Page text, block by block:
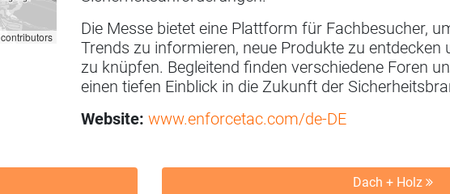
contributors
Die Messe bietet eine Plattform für Fachbesucher,
Trends zu informieren, neue Produkte zu entdecken
zu knüpfen. Begleitend finden verschiedene Foren
einen tiefen Einblick in die Zukunft der
Website: www.enforcetac.com/de-DE
Dach + Holz